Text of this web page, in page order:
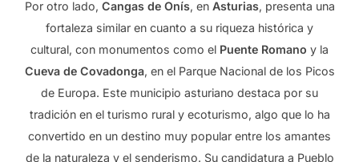
Por otro lado, Cangas de Onís, en Asturias, presenta una
fortaleza similar en cuanto a su riqueza histórica y
cultural, con monumentos como el Puente Romano y la
Cueva de Covadonga, en el Parque Nacional de los Picos
de Europa. Este municipio asturiano destaca por su
tradición en el turismo rural y ecoturismo, algo que lo ha
convertido en un destino muy popular entre los amantes
de la naturaleza y el senderismo. Su candidatura a Pueblo